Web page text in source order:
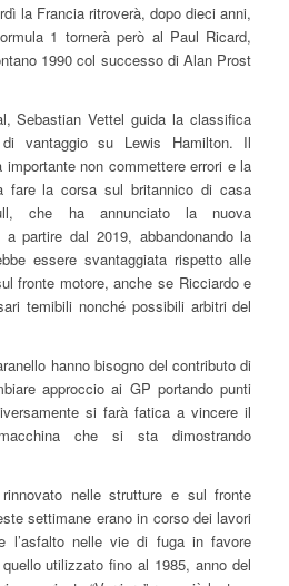
la Francia ritroverà, dopo dieci anni,
1 tornerà però al Paul Ricard,
1990 col successo di Alan Prost
Sebastian Vettel guida la classifica
vantaggio su Lewis Hamilton. Il
non commettere errori e la
fare la corsa sul britannico di casa
che ha annunciato la nuova
a partire dal 2019, abbandonando la
essere svantaggiata rispetto alle
fronte motore, anche se Ricciardo e
temibili nonché possibili arbitri del
hanno bisogno del contributo di
approccio ai GP portando punti
si farà fatica a vincere il
che si sta dimostrando
nelle strutture e sul fronte
settimane erano in corso dei lavori
l’asfalto nelle vie di fuga in favore
utilizzato fino al 1985, anno del